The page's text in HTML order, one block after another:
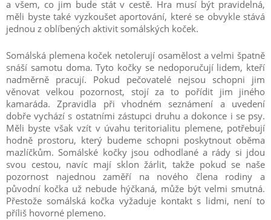
a všem, co jim bude stát v cestě. Hra musí být pravidelná,
měli byste také vyzkoušet aportování, které se obvykle stává
jednou z oblíbených aktivit somálských koček.
Somálská plemena koček netolerují osamělost a velmi špatně
snáší samotu doma. Tyto kočky se nedoporučují lidem, kteří
nadměrně pracují. Pokud pečovatelé nejsou schopni jim
věnovat velkou pozornost, stojí za to pořídit jim jiného
kamaráda. Zpravidla při vhodném seznámení a uvedení
dobře vychází s ostatními zástupci druhu a dokonce i se psy.
Měli byste však vzít v úvahu teritorialitu plemene, potřebují
hodně prostoru, který budeme schopni poskytnout oběma
mazlíčkům. Somálské kočky jsou odhodlané a rády si jdou
svou cestou, navíc mají sklon žárlit, takže pokud se naše
pozornost najednou zaměří na nového člena rodiny a
původní kočka už nebude hýčkaná, může být velmi smutná.
Přestože somálská kočka vyžaduje kontakt s lidmi, není to
příliš hovorné plemeno.